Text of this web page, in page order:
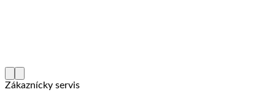
Zákaznícky servis